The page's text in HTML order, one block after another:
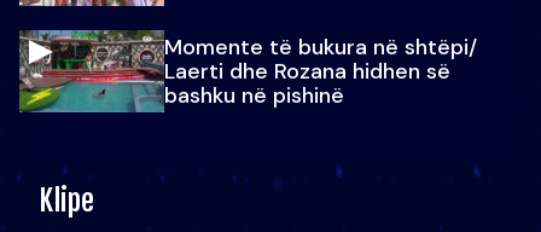
Momente të bukura në shtëpi/
Laerti dhe Rozana hidhen së
bashku në pishinë
Klipe